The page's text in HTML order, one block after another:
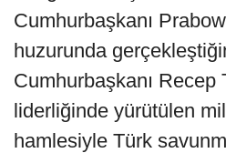
Cumhurbaşkanı
huzurunda
Cumhurbaşkanı Recep
liderliğinde yürütülen
hamlesiyle Türk